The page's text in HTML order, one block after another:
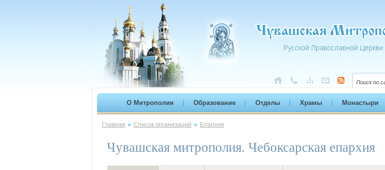
О Митрополии Образование Отделы Храмы Монастыри
Главная » Список организаций » Епархия
Чувашская митрополия. Чебоксарская епархия